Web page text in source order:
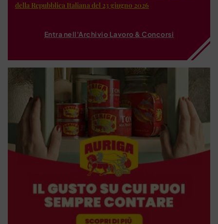
della Repubblica Italiana del 23 giugno 2026
Entra nell'Archivio Lavoro & Concorsi